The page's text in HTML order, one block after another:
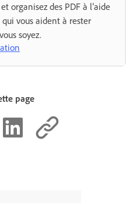
organisez des PDF à l’aide
qui vous aident à rester
soyez.
page